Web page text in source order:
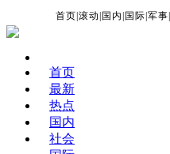
首页 |滚动 国内 国际 |军事
首页
最新
热点
国内
社会